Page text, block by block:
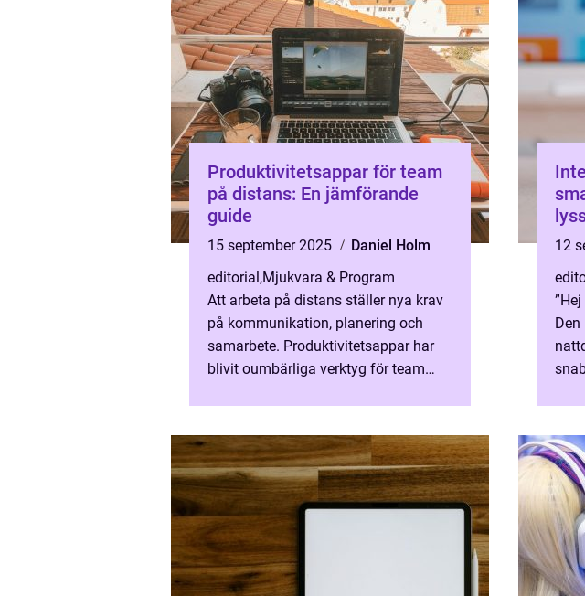
Produktivitetsappar för team
på distans: En jämförande
guide
15 september 2025
Daniel Holm
editorial,Mjukvara & Program
Att arbeta på distans ställer nya krav
på kommunikation, planering och
samarbete. Produktivitetsappar har
blivit oumbärliga verktyg för team
12